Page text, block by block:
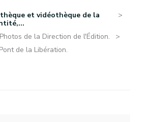
et vidéothèque de la
Photos de la Direction de l'Édition.
de la Libération.